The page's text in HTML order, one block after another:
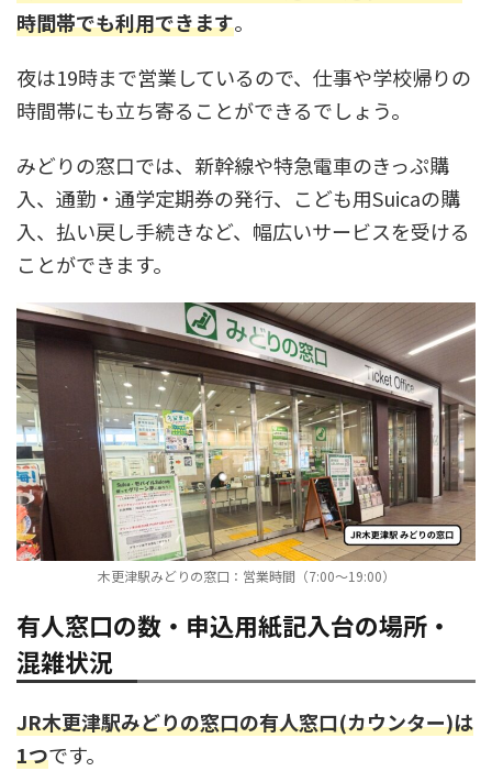
時間帯でも利用できます。
夜は19時まで営業しているので、仕事や学校帰りの
時間帯にも立ち寄ることができるでしょう。
みどりの窓口では、新幹線や特急電車のきっぷ購
入、通勤・通学定期券の発行、こども用Suicaの購
入、払い戻し手続きなど、幅広いサービスを受ける
ことができます。
木更津駅みどりの窓口：営業時間（7:00～19:00）
有人窓口の数・申込用紙記入台の場所・
混雑状況
JR木更津駅みどりの窓口の有人窓口(カウンター)は
1つです。